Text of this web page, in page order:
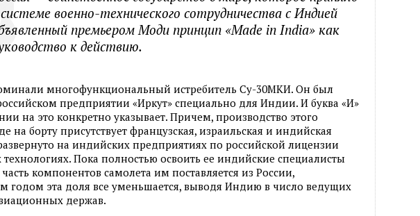
военно-технического сотрудничества с Индией
премьером Моди принцип «Made in India» как
к действию.
многофункциональный истребитель Су-30МКИ. Он был
предприятии «Иркут» специально для Индии. И буква «И»
на это конкретно указывает. Причем, производство этого
на борту присутствует французская, израильская и индийская
на индийских предприятиях по российской лицензии
Пока полностью освоить ее индийские специалисты
компонентов самолета им поставляется из России,
годом эта доля все уменьшается, выводя Индию в число ведущих
держав.